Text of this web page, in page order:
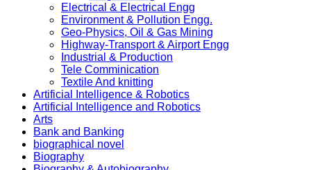
Electrical & Electrical Engg
Environment & Pollution Engg.
Geo-Physics, Oil & Gas Mining
Highway-Transport & Airport Engg
Industrial & Production
Tele Comminication
Textile And knitting
Artificial Intelligence & Robotics
Artificial Intelligence and Robotics
Arts
Bank and Banking
biographical novel
Biography